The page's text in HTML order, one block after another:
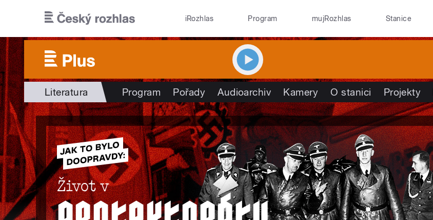
iRozhlas Program mujRozhlas Stanice
Literatura Program Pořady Audioarchiv Kamery O stanici Projekty